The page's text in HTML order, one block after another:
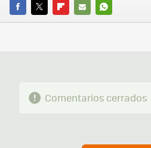
FACEBOOK
TWITTERFLIPBOARD
E-
WHATSAPP
Comentarios cerrados